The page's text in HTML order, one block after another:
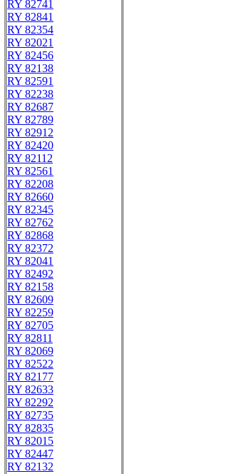
RY 82741
RY 82841
RY 82354
RY 82021
RY 82456
RY 82138
RY 82591
RY 82238
RY 82687
RY 82789
RY 82912
RY 82420
RY 82112
RY 82561
RY 82208
RY 82660
RY 82345
RY 82762
RY 82868
RY 82372
RY 82041
RY 82492
RY 82158
RY 82609
RY 82259
RY 82705
RY 82811
RY 82069
RY 82522
RY 82177
RY 82633
RY 82292
RY 82735
RY 82835
RY 82015
RY 82447
RY 82132